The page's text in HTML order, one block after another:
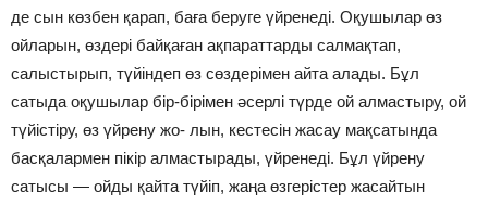
де сын көзбен қарап, баға беруге үйренеді. Оқушылар өз
ойларын, өздері байқаған ақпараттарды салмақтап,
салыстырып, түйіндеп өз сөздерімен айта алады. Бұл
сатыда оқушылар бір-бірімен әсерлі түрде ой алмастыру, ой
түйістіру, өз үйрену жо- лын, кестесін жасау мақсатында
басқалармен пікір алмастырады, үйренеді. Бұл үйрену
сатысы — ойды қайта түйіп, жаңа өзгерістер жасайтын